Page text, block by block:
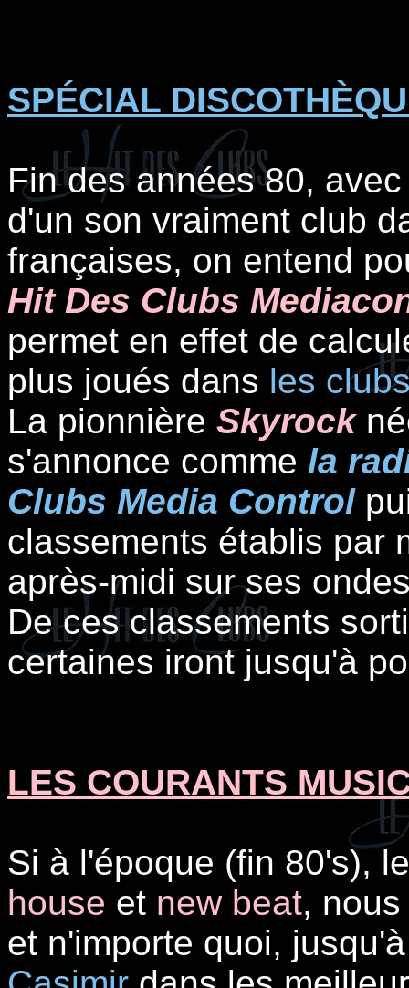
SPÉCIAL
Fin des années 80,
d'un son vraiment club
françaises, on entend
Hit Des Clubs
permet en effet de
plus joués dans les
La pionnière Skyrock
s'annonce comme la
Clubs Media Control
classements établis par
après-midi sur ses
De ces classements
certaines iront jusqu'à
LES COURANTS
Si à l'époque (fin 80's),
house et new beat,
et n'importe quoi,